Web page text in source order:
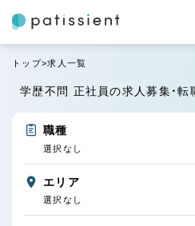
トップ 求人一覧
学歴不問 正社員の求人募集・
職種
選択なし
エリア
選択なし